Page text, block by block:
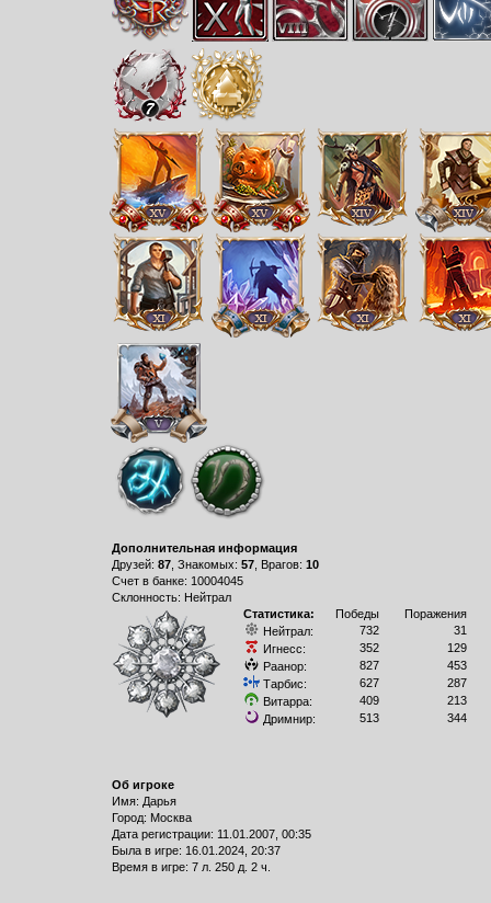
Дополнительная информация
Друзей: 87, Знакомых: 57, Врагов: 10
Счет в банке: 10004045
Склонность: Нейтрал
Статистика:
Победы
Поражения
Нейтрал:
732
31
Игнесс:
352
129
Раанор:
827
453
Тарбис:
627
287
Витарра:
409
213
Дримнир:
513 344
Об игроке
Имя: Дарья
Город: Москва
Дата регистрации: 11.01.2007, 00:35
Былa в игре: 16.01.2024, 20:37
Время в игре: 7 л. 250 д. 2 ч.